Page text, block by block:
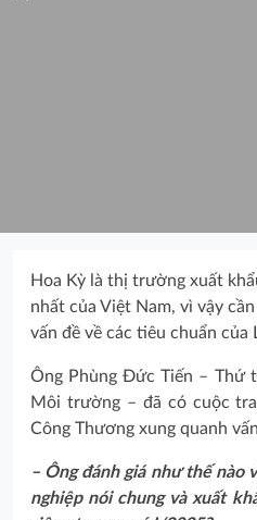
Hoa Kỳ là thị trường xuất
nhất của Việt Nam, vì vậy
vấn đề về các tiêu chuẩn của
Ông Phùng Đức Tiến – Thứ
Môi trường – đã có cuộc
Công Thương xung quanh
– Ông đánh giá như thế nào
nghiệp nói chung và xuất